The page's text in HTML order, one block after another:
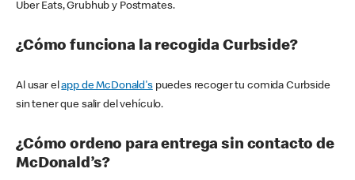
Uber Eats, Grubhub y Postmates.
¿Cómo funciona la recogida Curbside?
Al usar elapp de McDonald'spuedes recoger tu comida Curbside
sin tener que salir del vehículo.
¿Cómo ordeno para entrega sin contacto de
McDonald’s?